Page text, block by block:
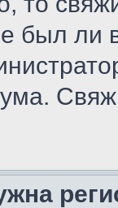
был ли